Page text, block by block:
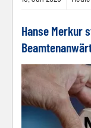
Hanse Merkur